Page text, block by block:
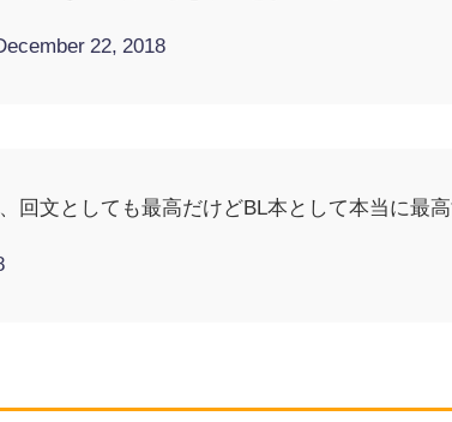
22, 2018
回文としても最高だけどBL本として本当に最